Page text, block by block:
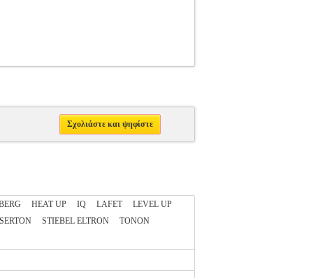
Σχολιάστε και ψηφίστε
HEAT UP IQ LAFET
LEVEL UP
SERTON STIEBEL ELTRON
TONON